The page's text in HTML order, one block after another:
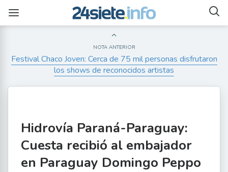
NOTA ANTERIOR
Festival Chaco Joven: Cerca de 75 mil personas disfrutaron
los shows de reconocidos artistas
Hidrovía Paraná-Paraguay:
Cuesta recibió al embajador
en Paraguay Domingo Peppo